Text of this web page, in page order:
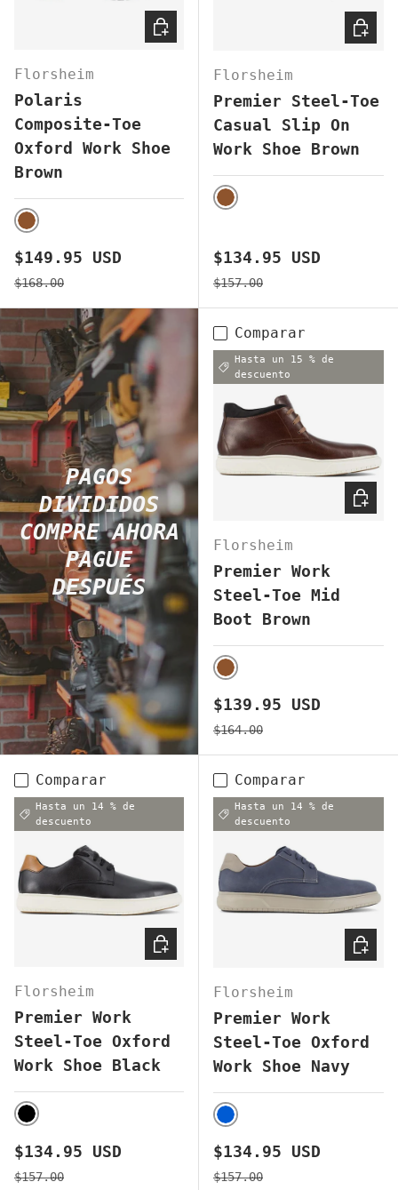
Florsheim
Polaris
Composite-Toe
Oxford Work Shoe
Brown
BROWN
Precio de venta
$149.95 USD
Precio normal
$168.00
ELEGIR OPCIONES
Florsheim
Premier Steel-Toe
Casual Slip On
Work Shoe Brown
BROWN
Precio de venta
$134.95 USD
Precio normal
$157.00
PAGOS
DIVIDIDOS
COMPRE AHORA
PAGUE
DESPUÉS
Comparar
Hasta un 15 % de
descuento
Florsheim
Premier Work
Steel-Toe Mid
Boot Brown
BROWN
Precio de venta
$139.95 USD
Precio normal
$164.00
Comparar
Hasta un 14 % de
descuento
Florsheim
Premier Work
Steel-Toe Oxford
Work Shoe Black
BLACK
Precio de venta
$134.95 USD
Precio normal
$157.00
ELEGIR OPCIONES
Comparar
Hasta un 14 % de
descuento
Florsheim
Premier Work
Steel-Toe Oxford
Work Shoe Navy
BLUE
Precio de venta
$134.95 USD
Precio normal
$157.00